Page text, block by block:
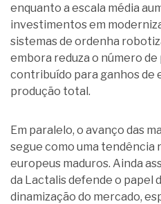
enquanto a escala média
investimentos em
sistemas de ordenha
embora reduza o número
contribuído para ganhos de
produção total.
Em paralelo, o avanço das
segue como uma tendência
europeus maduros. Ainda
da Lactalis defende o papel
dinamização do mercado,